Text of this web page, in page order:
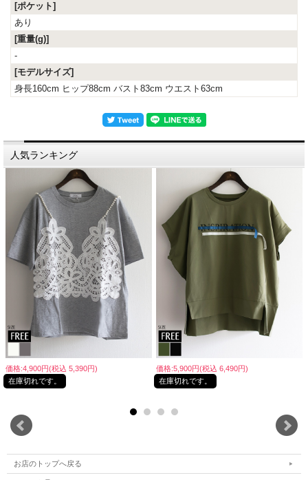
[ポケット]
あり
[重量(g)]
-
[モデルサイズ]
身長160cm ヒップ88cm バスト83cm ウエスト63cm
人気ランキング
価格:4,900円(税込 5,390円)
在庫切れです。
価格:5,900円(税込 6,490円)
在庫切れです。
お店のトップへ戻る